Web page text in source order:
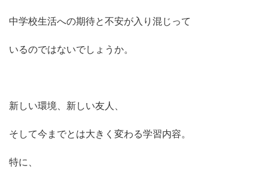
中学校生活への期待と不安が入り混じって
いるのではないでしょうか。
新しい環境、新しい友人、
そして今までとは大きく変わる学習内容。
特に、